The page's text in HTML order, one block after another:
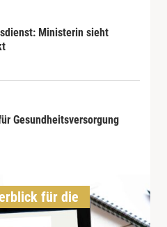
Ministerin sieht
Gesundheitsversorgung
für die